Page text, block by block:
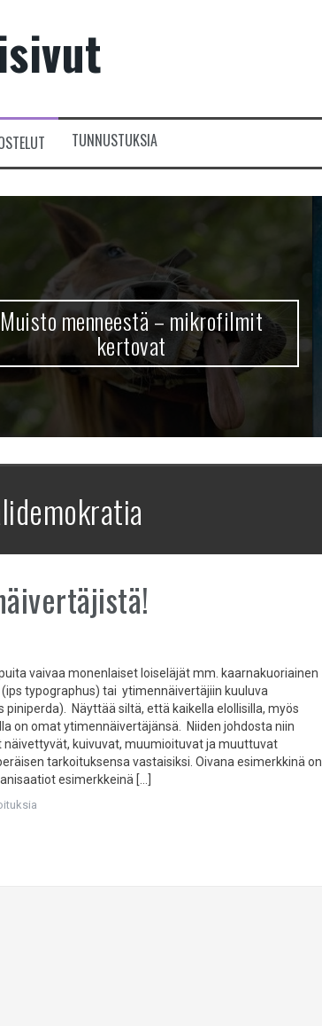
TUNNUSTUKSIA
Muisto menneestä – mikrofilmit
kertovat
vaivaa monenlaiset loiseläjät mm. kaarnakuoriainen
typographus) tai ytimennäivertäjiin kuuluva
Näyttää siltä, että kaikella elollisilla, myös
on omat ytimennäivertäjänsä. Niiden johdosta niin
näivettyvät, kuivuvat, muumioituvat ja muuttuvat
tarkoituksensa vastaisiksi. Oivana esimerkkinä on
esimerkkeinä […]